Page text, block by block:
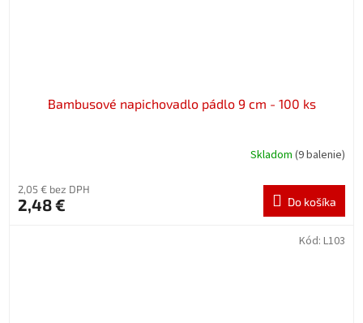
Bambusové napichovadlo pádlo 9 cm - 100 ks
Skladom (9 balenie)
2,05 € bez DPH
2,48 € Do košíka
Kód: L103